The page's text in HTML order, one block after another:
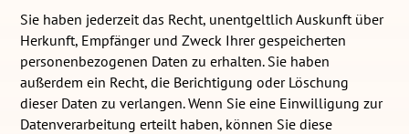
Sie haben jederzeit das Recht, unentgeltlich Auskunft über
Herkunft, Empfänger und Zweck Ihrer gespeicherten
personenbezogenen Daten zu erhalten. Sie haben
außerdem ein Recht, die Berichtigung oder Löschung
dieser Daten zu verlangen. Wenn Sie eine Einwilligung zur
Datenverarbeitung erteilt haben, können Sie diese